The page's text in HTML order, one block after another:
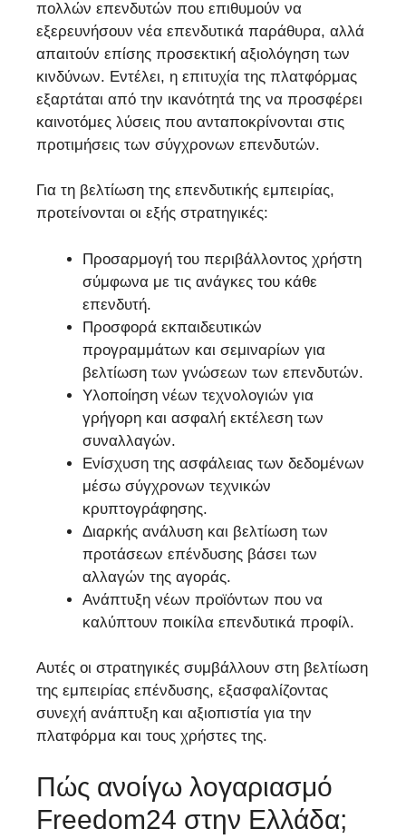
πολλών επενδυτών που επιθυμούν να
εξερευνήσουν νέα επενδυτικά παράθυρα, αλλά
απαιτούν επίσης προσεκτική αξιολόγηση των
κινδύνων. Εντέλει, η επιτυχία της πλατφόρμας
εξαρτάται από την ικανότητά της να προσφέρει
καινοτόμες λύσεις που ανταποκρίνονται στις
προτιμήσεις των σύγχρονων επενδυτών.
Για τη βελτίωση της επενδυτικής εμπειρίας,
προτείνονται οι εξής στρατηγικές:
Προσαρμογή του περιβάλλοντος χρήστη
σύμφωνα με τις ανάγκες του κάθε
επενδυτή.
Προσφορά εκπαιδευτικών
προγραμμάτων και σεμιναρίων για
βελτίωση των γνώσεων των επενδυτών.
Υλοποίηση νέων τεχνολογιών για
γρήγορη και ασφαλή εκτέλεση των
συναλλαγών.
Ενίσχυση της ασφάλειας των δεδομένων
μέσω σύγχρονων τεχνικών
κρυπτογράφησης.
Διαρκής ανάλυση και βελτίωση των
προτάσεων επένδυσης βάσει των
αλλαγών της αγοράς.
Ανάπτυξη νέων προϊόντων που να
καλύπτουν ποικίλα επενδυτικά προφίλ.
Αυτές οι στρατηγικές συμβάλλουν στη βελτίωση
της εμπειρίας επένδυσης, εξασφαλίζοντας
συνεχή ανάπτυξη και αξιοπιστία για την
πλατφόρμα και τους χρήστες της.
Πώς ανοίγω λογαριασμό
Freedom24 στην Ελλάδα;